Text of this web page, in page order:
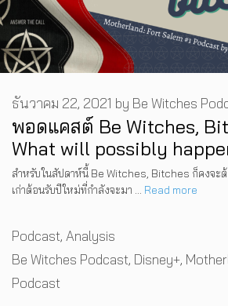
พอดแคสต์ Be Witches,
What will possibly
ธันวาคม 22, 2021 by Be Witches
สำหรับในสัปดาห์นี้ Be Witches, Bitches ก็คงจะ
เก่าต้อนรับปีใหม่ที่กำลังจะมา … Read more
Categories
Podcast, Analysis
Tags
Be Witches Podcast, Disney+,
Podcast